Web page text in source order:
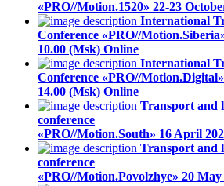
«PRO//Motion.1520» 22-23
International
Conference «PRO//
10.00 (Msk) Online
International
Conference «PRO//Motion.Digital»
14.00 (Msk) Online
Transport and
conference
«PRO//Motion.South» 16 April
Transport and
conference
«PRO//Motion.Povolzhye» 20 May